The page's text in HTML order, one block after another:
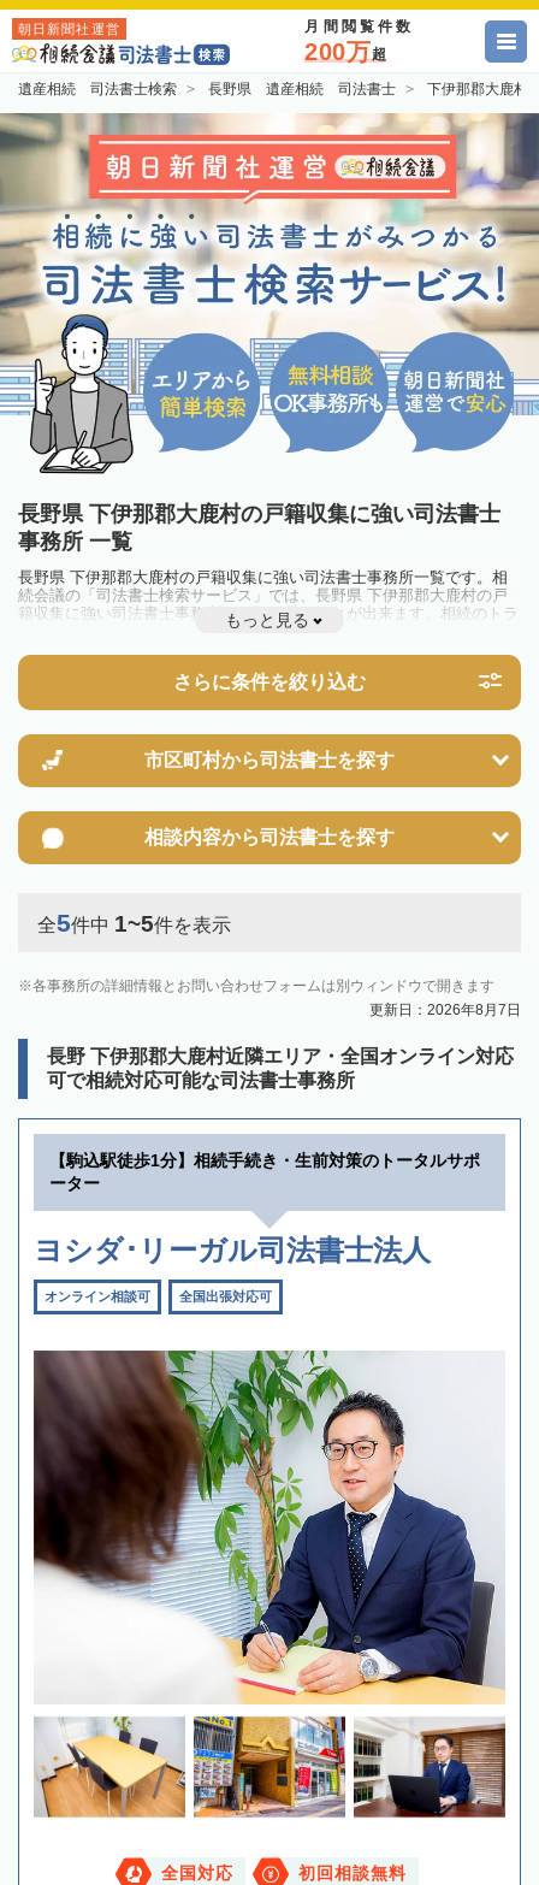
朝日新聞社運営 月間閲覧件数
200万超
遺産相続 司法書士検索 長野県 遺産相続 司法書士 下伊那郡大鹿
長野県 下伊那郡大鹿村の戸籍収集に強い司法書士
事務所 一覧
長野県 下伊那郡大鹿村の戸籍収集に強い司法書士事務所一覧です。相
続会議の「司法書士検索サービス」では、長野県 下伊那郡大鹿村の戸
籍収集に強い司法書士事務所を一覧で見ることが出来ます。相続のトラ
ブルやお悩みを抱えている方は一度近隣の司法書士に相談してみましょ
もっと見る
さらに条件を絞り込む
市区町村から司法書士を探す
相談内容から司法書士を探す
全5件中 1~5件を表示
各事務所の詳細情報とお問い合わせフォームは別ウィンドウで開きます
更新日：2026年8月7日
長野 下伊那郡大鹿村近隣エリア・全国オンライン対応
可で相続対応可能な司法書士事務所
【駒込駅徒歩1分】相続手続き・生前対策のトータルサポ
ーター
ヨシダ･リーガル司法書士法人
オンライン相談可 全国出張対応可
全国対応 初回相談無料